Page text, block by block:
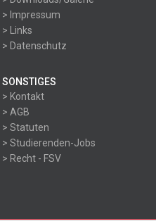
> Impressum
> Links
> Datenschutz
SONSTIGES
> Kontakt
> AGB
> Statuten
> Studierenden-Jobs
> Recht - FSV